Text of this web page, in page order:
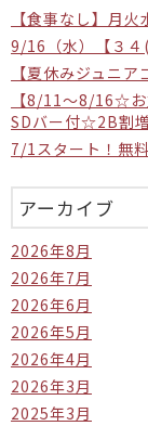
【食事なし】月
9/16（水）【３４
【夏休みジュニア
【8/11〜8/16☆
SDバー付☆2B割
7/1スタート！無
アーカイブ
2026年8月
2026年7月
2026年6月
2026年5月
2026年4月
2026年3月
2025年3月